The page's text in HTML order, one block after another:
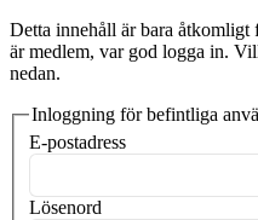
Detta innehåll är bara åtkomligt
är medlem, var god logga in.
nedan.
Inloggning för befintliga
E-postadress
Lösenord